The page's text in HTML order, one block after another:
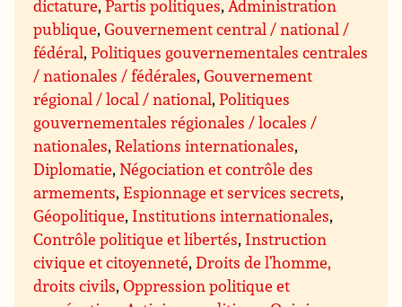
dictature,Partis politiques,Administration
publique,Gouvernement central / national /
fédéral,Politiques gouvernementales centrales
/ nationales / fédérales,Gouvernement
régional / local / national,Politiques
gouvernementales régionales / locales /
nationales,Relations internationales,
Diplomatie,Négociation et contrôle des
armements,Espionnage et services secrets,
Géopolitique, Institutions internationales,
Contrôle politique et libertés, Instruction
civique et citoyenneté,Droits de l’homme,
droits civils,Oppression politique et